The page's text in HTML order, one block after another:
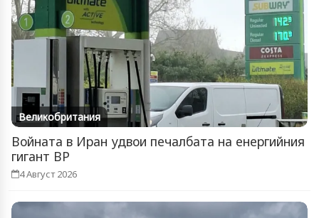
Великобритания
Войната в Иран удвои печалбата на енергийния
гигант BP
4 Август 2026